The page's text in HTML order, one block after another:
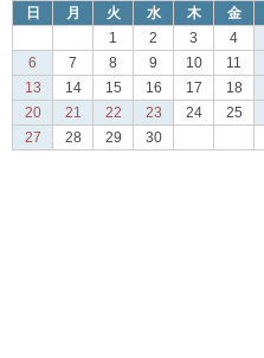
日
月 火 水 木 金
1
2 3 4
6
7 8 9 10 11
13
14 15 16 17 18
20
21 22 23 24 25
27
28 29 30